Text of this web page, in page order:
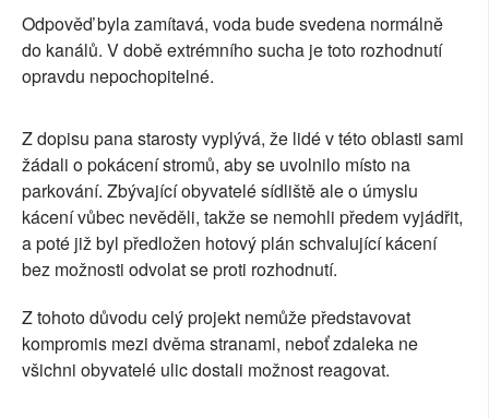
Odpověď byla zamítavá, voda bude svedena normálně
do kanálů. V době extrémního sucha je toto rozhodnutí
opravdu nepochopitelné.
Z dopisu pana starosty vyplývá, že lidé v této oblasti sami
žádali o pokácení stromů, aby se uvolnilo místo na
parkování. Zbývající obyvatelé sídliště ale o úmyslu
kácení vůbec nevěděli, takže se nemohli předem vyjádřit,
a poté již byl předložen hotový plán schvalující kácení
bez možnosti odvolat se proti rozhodnutí.
Z tohoto důvodu celý projekt nemůže představovat
kompromis mezi dvěma stranami, neboť zdaleka ne
všichni obyvatelé ulic dostali možnost reagovat.